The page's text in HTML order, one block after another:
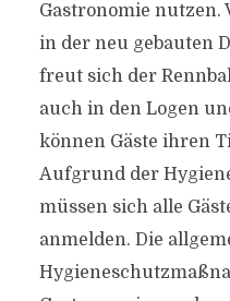
Gastronomie nutzen.
in der neu gebauten
freut sich der
auch in den Logen
können Gäste ihren
Aufgrund der
müssen sich alle
anmelden. Die